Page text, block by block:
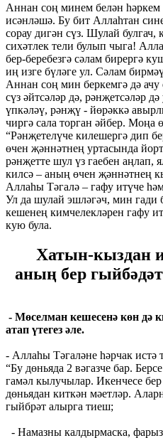
Аннан соң минем белән һәркем
исәнләшә. Бу бит Аллаһтан
сорау дигән сүз. Шулай
сихәтлек тели булып чыга!
бер-беребезгә сәлам бирергә
иң изге бүләге ул. Сәлам
Аннан соң мин беркемгә дә
сүз әйтсәләр дә, рәнҗетсәләр
үпкәләү, рәнҗү - йөрәккә
чиргә сала торган әйбер. Моңа
“Рәнҗетелүче килешергә дип
өчен җәннәтнең уртасында
рәнҗетте шул үз гаебен
килсә – аның өчен җәннәтнең
Аллаһы Тәгалә – гафу итүче
Ул да шулай эшләгәч, мин гади
кешенең кимчелекләрен гафу
кую була.
Хатын-кыздан
аның бер
- Мөселман кешесенә көн дә
атап үтегез әле.
- Аллаһы Тәгаләне һәрчак истә
“Бу дөньяда 2 вәгазче бар.
гамәл кылучылар. Икенчесе
дөньядан киткән мәетләр.
гыйбрәт алырга тиеш;
- Намазны калдырмаска, фарыз